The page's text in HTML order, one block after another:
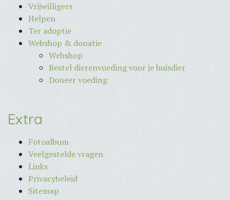
Vrijwilligers
Helpen
Ter adoptie
Webshop & donatie
Webshop
Bestel dierenvoeding voor je huisdier
Doneer voeding
Extra
Fotoalbum
Veelgestelde vragen
Links
Privacybeleid
Sitemap